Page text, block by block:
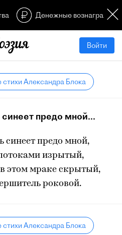
Денежные
Войти
стихи Александра Блока
предо мной...
синеет предо мной,
изрытый,
этом мраке скрытый,
роковой.
стихи Александра Блока